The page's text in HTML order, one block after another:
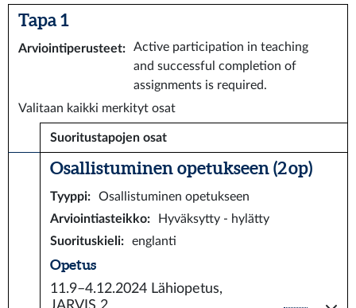
Tapa 1
Arviointiperusteet:
Active participation in teaching
and successful completion of
assignments is required.
Valitaan kaikki merkityt osat
Suoritustapojen osat
Osallistuminen opetukseen (2 op)
Tyyppi:
Osallistuminen opetukseen
Arviointiasteikko:
Hyväksytty - hylätty
Suorituskieli: englanti
Opetus
11.9–4.12.2024 Lähiopetus,